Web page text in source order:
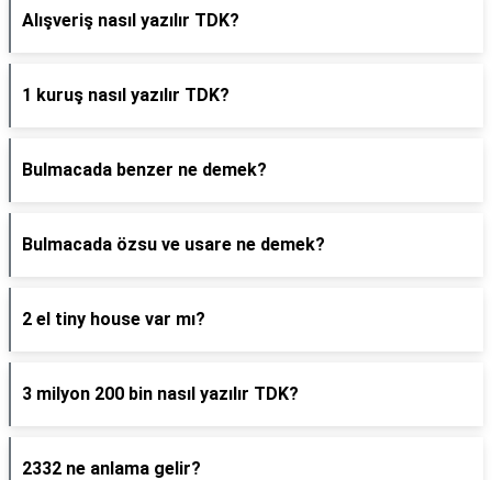
Alışveriş nasıl yazılır TDK?
1 kuruş nasıl yazılır TDK?
Bulmacada benzer ne demek?
Bulmacada özsu ve usare ne demek?
2 el tiny house var mı?
3 milyon 200 bin nasıl yazılır TDK?
2332 ne anlama gelir?